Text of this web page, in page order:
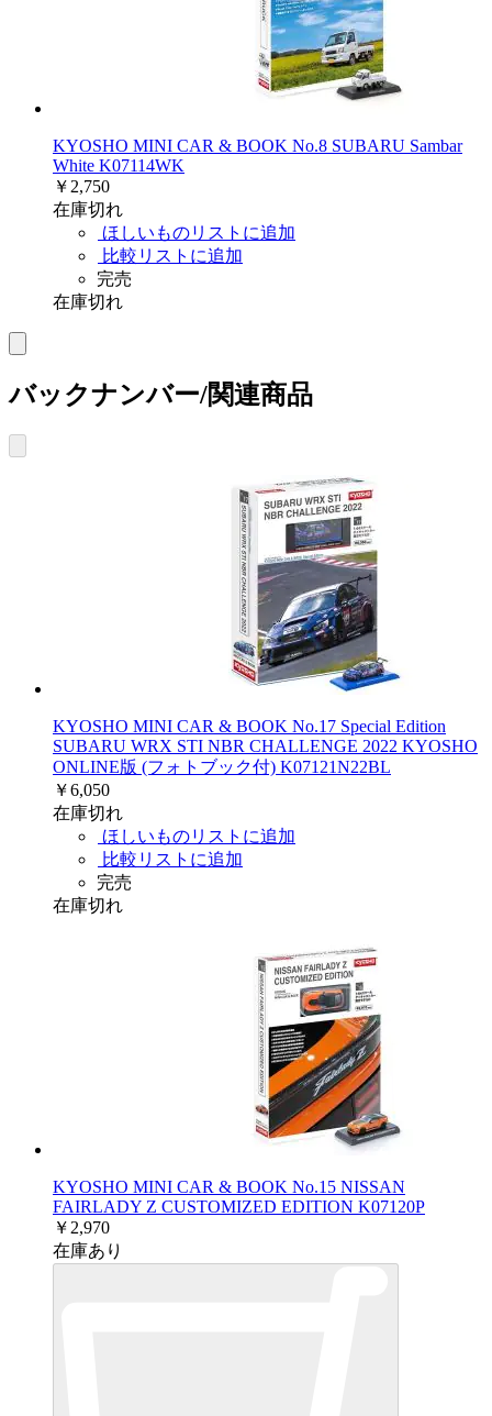
KYOSHO MINI CAR & BOOK No.8 SUBARU Sambar
White K07114WK
￥2,750
在庫切れ
ほしいものリストに追加
比較リストに追加
完売
在庫切れ
バックナンバー/関連商品
KYOSHO MINI CAR & BOOK No.17 Special Edition
SUBARU WRX STI NBR CHALLENGE 2022 KYOSHO
ONLINE版 (フォトブック付) K07121N22BL
￥6,050
在庫切れ
ほしいものリストに追加
比較リストに追加
完売
在庫切れ
KYOSHO MINI CAR & BOOK No.15 NISSAN
FAIRLADY Z CUSTOMIZED EDITION K07120P
￥2,970
在庫あり